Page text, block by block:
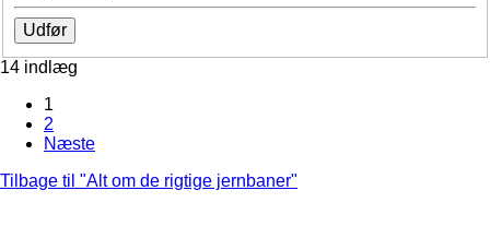
14 indlæg
1
2
Næste
Tilbage til "Alt om de rigtige jernbaner"